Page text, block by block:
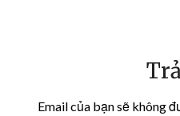
Email của bạn sẽ không